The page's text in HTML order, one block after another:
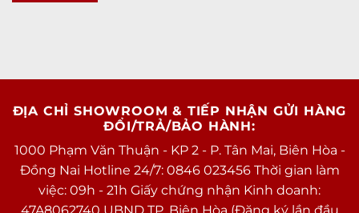
ĐỊA CHỈ SHOWROOM & TIẾP NHẬN GỬI HÀNG
ĐỔI/TRẢ/BẢO HÀNH:
1000 Phạm Văn Thuận - KP 2 - P. Tân Mai, Biên Hòa -
Đồng Nai Hotline 24/7: 0846 023456 Thời gian làm
việc: 09h - 21h Giấy chứng nhận Kinh doanh: